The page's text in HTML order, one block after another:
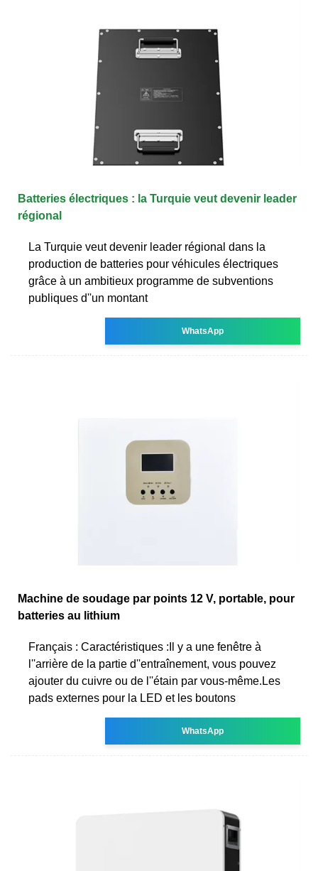
Batteries électriques : la Turquie veut devenir leader
régional
La Turquie veut devenir leader régional dans la
production de batteries pour véhicules électriques
grâce à un ambitieux programme de subventions
publiques d''un montant
WhatsApp
Machine de soudage par points 12 V, portable, pour
batteries au lithium
Français : Caractéristiques :Il y a une fenêtre à
l''arrière de la partie d''entraînement, vous pouvez
ajouter du cuivre ou de l''étain par vous-même.Les
pads externes pour la LED et les boutons
WhatsApp